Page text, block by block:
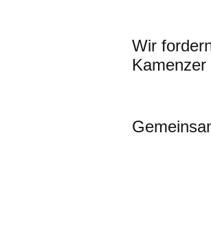
Wir
Kamenzer